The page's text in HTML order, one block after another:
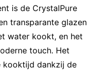
is de CrystalPure
transparante glazen
water kookt, en het
touch. Het
kooktijd dankzij de